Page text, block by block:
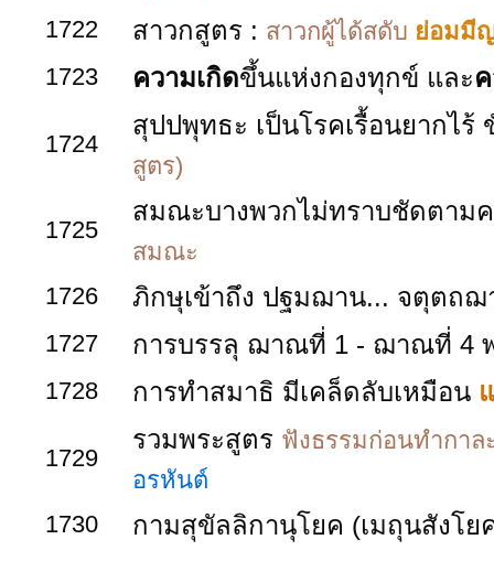
1722
สาวกสูตร : สาวกผู้ได้สดับ ย่อมมี
1723
ความเกิดขึ้นแห่งกองทุกข์ และ
1724
สุปปพุทธะ เป็นโรคเรื้อนยากไ
สูตร)
1725
สมณะบางพวกไม่ทราบชัดตาม
สมณะ
1726
ภิกษุเข้าถึง ปฐมฌาน... จตุตถฌ
1727 การบรรลุ ฌาณที่ 1 - ฌาณที่ 4
1728 การทำสมาธิ มีเคล็ดลับเหมือน
1729
รวมพระสูตร ฟังธรรมก่อนทำกาล
อรหันต์
1730
กามสุขัลลิกานุโยค (เมถุนสังโ